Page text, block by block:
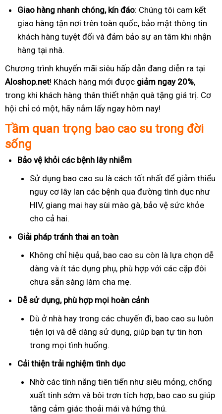
Giao hàng nhanh chóng, kín đáo: Chúng tôi cam kết
giao hàng tận nơi trên toàn quốc, bảo mật thông tin
khách hàng tuyệt đối và đảm bảo sự an tâm khi nhận
hàng tại nhà.
Chương trình khuyến mãi siêu hấp dẫn đang diễn ra tại
Aloshop.net! Khách hàng mới được giảm ngay 20%,
trong khi khách hàng thân thiết nhận quà tặng giá trị. Cơ
hội chỉ có một, hãy nắm lấy ngay hôm nay!
Tầm quan trọng bao cao su trong đời
sống
Bảo vệ khỏi các bệnh lây nhiễm
Sử dụng bao cao su là cách tốt nhất để giảm thiểu
nguy cơ lây lan các bệnh qua đường tình dục như
HIV, giang mai hay sùi mào gà, bảo vệ sức khỏe
cho cả hai.
Giải pháp tránh thai an toàn
Không chỉ hiệu quả, bao cao su còn là lựa chọn dễ
dàng và ít tác dụng phụ, phù hợp với các cặp đôi
chưa sẵn sàng làm cha mẹ.
Dễ sử dụng, phù hợp mọi hoàn cảnh
Dù ở nhà hay trong các chuyến đi, bao cao su luôn
tiện lợi và dễ dàng sử dụng, giúp bạn tự tin hơn
trong mọi tình huống.
Cải thiện trải nghiệm tình dục
Nhờ các tính năng tiên tiến như siêu mỏng, chống
xuất tinh sớm và bôi trơn tích hợp, bao cao su giúp
tăng cảm giác thoải mái và hứng thú.